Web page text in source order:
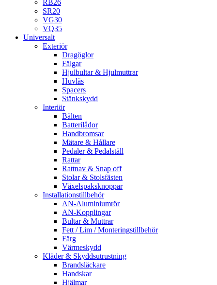
RB26
SR20
VG30
VQ35
Universalt
Exteriör
Dragöglor
Fälgar
Hjulbultar & Hjulmuttrar
Huvlås
Spacers
Stänkskydd
Interiör
Bälten
Batterilådor
Handbromsar
Mätare & Hållare
Pedaler & Pedalställ
Rattar
Rattnav & Snap off
Stolar & Stolsfästen
Växelspaksknoppar
Installationstillbehör
AN-Aluminiumrör
AN-Kopplingar
Bultar & Muttrar
Fett / Lim / Monteringstillbehör
Färg
Värmeskydd
Kläder & Skyddsutrustning
Brandsläckare
Handskar
Hjälmar